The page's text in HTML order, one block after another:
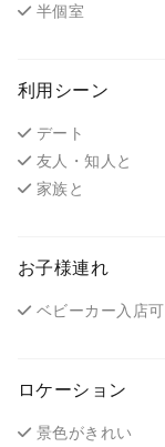
半個室
利用シーン
デート
友人・知人と
家族と
お子様連れ
ベビーカー入店可
ロケーション
景色がきれい